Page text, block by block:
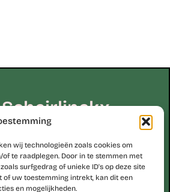
wij technologieën zoals cookies om
te raadplegen. Door in te stemmen met
surfgedrag of unieke ID's op deze site
uw toestemming intrekt, kan dit een
en mogelijkheden.
Studio Erik Scheirlinckx
8 – 9310 Moorsel